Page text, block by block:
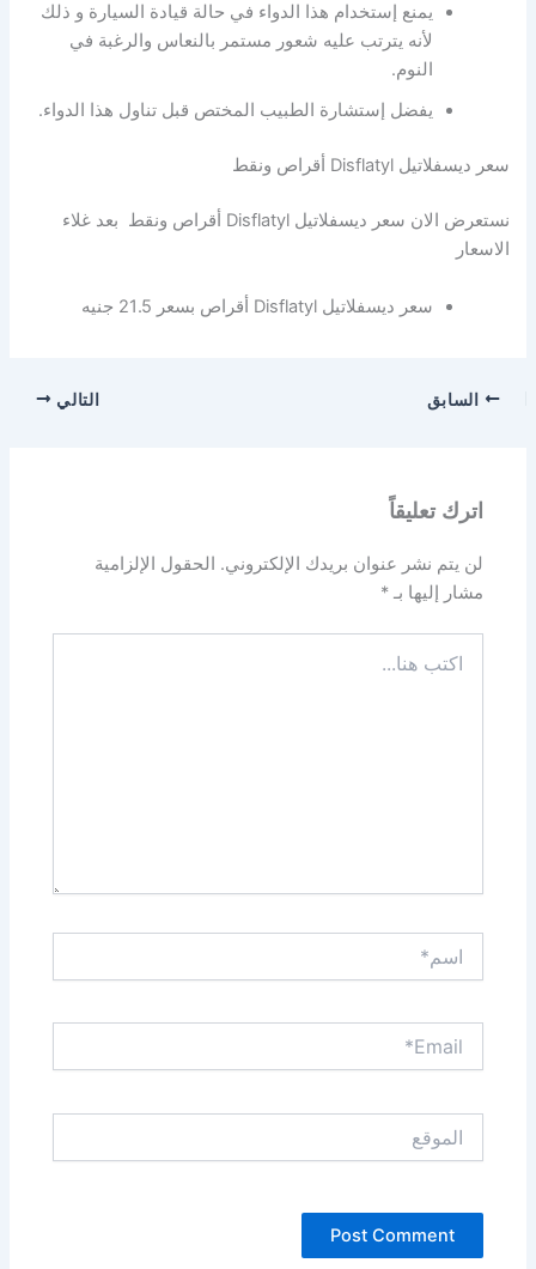
يمنع إستخدام هذا الدواء في حالة قيادة السيارة و ذلك
لأنه يترتب عليه شعور مستمر بالنعاس والرغبة في
النوم.
يفضل إستشارة الطبيب المختص قبل تناول هذا الدواء.
سعر ديسفلاتيل Disflatyl أقراص ونقط
نستعرض الان سعر ديسفلاتيل Disflatyl أقراص ونقط بعد غلاء
الاسعار
سعر ديسفلاتيل Disflatyl أقراص بسعر 21.5 جنيه
السابق التالي
اترك تعليقاً
لن يتم نشر عنوان بريدك الإلكتروني. الحقول الإلزامية
مشار إليها بـ*
هنا...